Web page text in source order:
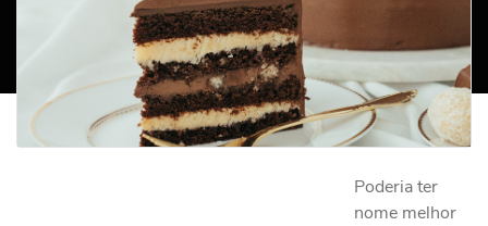
Poderia ter
nome melhor